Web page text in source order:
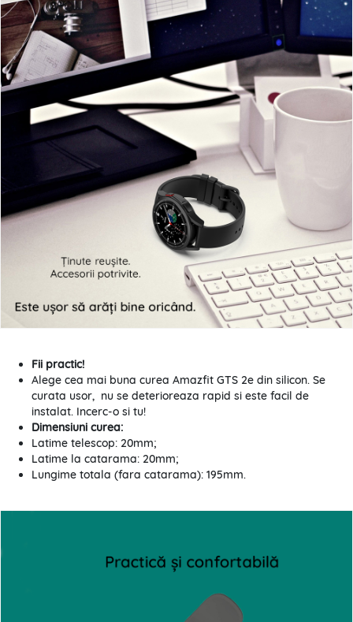
Fii practic!
Alege cea mai buna curea Amazfit GTS 2e din silicon. Se
curata usor, nu se deterioreaza rapid si este facil de
instalat. Incerc-o si tu!
Dimensiuni curea:
Latime telescop: 20mm;
Latime la catarama: 20mm;
Lungime totala (fara catarama): 195mm.